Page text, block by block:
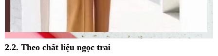
2.2. Theo chất liệu ngọc trai